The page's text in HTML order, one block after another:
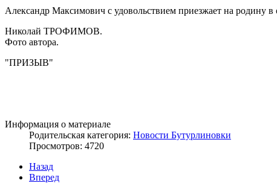
Александр Максимович с удовольствием приезжает на родину в
Николай ТРОФИМОВ.
Фото автора.
"ПРИЗЫВ"
Информация о материале
Родительская категория: Новости Бутурлиновки
Просмотров: 4720
Назад
Вперед